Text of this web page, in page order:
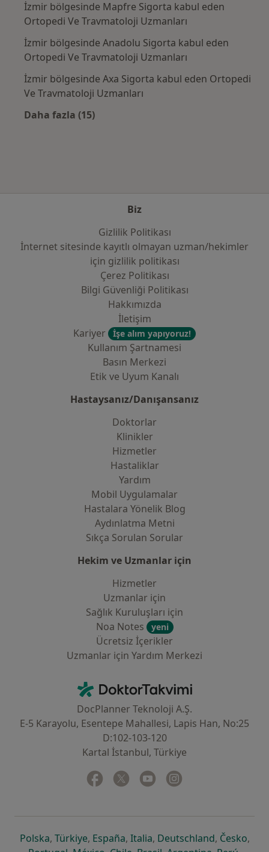
İzmir bölgesinde Mapfre Sigorta kabul eden
Ortopedi Ve Travmatoloji Uzmanları
İzmir bölgesinde Anadolu Sigorta kabul eden
Ortopedi Ve Travmatoloji Uzmanları
İzmir bölgesinde Axa Sigorta kabul eden Ortopedi
Ve Travmatoloji Uzmanları
Daha fazla (15)
Biz
Gizlilik Politikası
İnternet sitesinde kayıtlı olmayan uzman/hekimler
i̇çin gizlilik politikası
Çerez Politikası
Bilgi Güvenliği Politikası
Hakkımızda
İletişim
Kariyer
İşe alım yapıyoruz!
Kullanım Şartnamesi
Basın Merkezi
Etik ve Uyum Kanalı
Hastaysanız/Danışansanız
Doktorlar
Klinikler
Hizmetler
Hastaliklar
Yardım
Mobil Uygulamalar
Hastalara Yönelik Blog
Aydınlatma Metni
Sıkça Sorulan Sorular
Hekim ve Uzmanlar için
Hizmetler
Uzmanlar için
Sağlık Kuruluşları için
Noa Notes
yeni
Ücretsiz İçerikler
Uzmanlar için Yardım Merkezi
DoktorTakvimi - Ana Sayfa
DocPlanner Teknoloji A.Ş.
E-5 Karayolu, Esentepe Mahallesi, Lapis Han, No:25
D:102-103-120
Kartal İstanbul, Türkiye
Facebook
yeni bir sekmede açılır
Twitter
yeni bir sekmede açılır
Youtube
yeni bir sekmede açılır
Polskayeni bir sekmede açılır
, Türkiyeyeni bir sekmede açılır
, Españayeni bir sekmede açılır
, Italiayeni bir sekmede açılır
, Deutschlandyeni bir
, Českoyeni
,